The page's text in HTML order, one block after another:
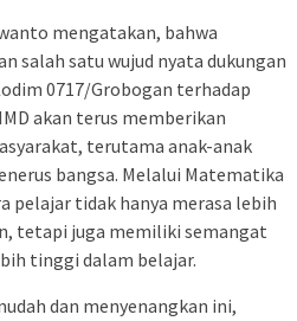
mengatakan, bahwa
salah satu wujud nyata dukungan
0717/Grobogan terhadap
akan terus memberikan
terutama anak-anak
bangsa. Melalui Matematika
pelajar tidak hanya merasa lebih
tetapi juga memiliki semangat
tinggi dalam belajar.
dan menyenangkan ini,